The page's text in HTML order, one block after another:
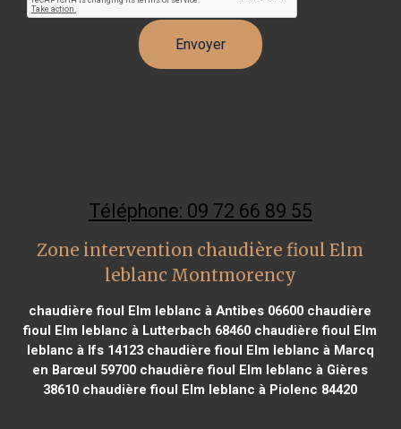
Téléphone: 09 72 66 89 55
Zone intervention chaudière fioul Elm
leblanc Montmorency
chaudière fioul Elm leblanc à Antibes 06600 chaudière
fioul Elm leblanc à Lutterbach 68460 chaudière fioul Elm
leblanc à Ifs 14123chaudière fioul Elm leblanc à Marcq
en Barœul 59700 chaudière fioul Elm leblanc à Gières
38610 chaudière fioul Elm leblanc à Piolenc 84420